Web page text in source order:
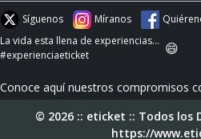
Síguenos Míranos
La vida esta llena de experiencias...
#experienciaeticket
😄
Conoce aquí nuestros compromisos
© 2026 :: eticket :: Todos los
https://